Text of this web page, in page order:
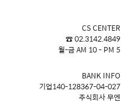
CS CENTER
☎ 02.3142.4849
월-금 AM 10 - PM 5
BANK INFO
기업140-128367-04-027
주식회사 무엔